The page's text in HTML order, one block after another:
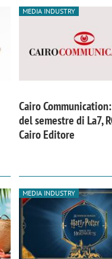
MEDIA INDUSTRY
Cairo
del semestre di La7,
Cairo Editore
MEDIA INDUSTRY